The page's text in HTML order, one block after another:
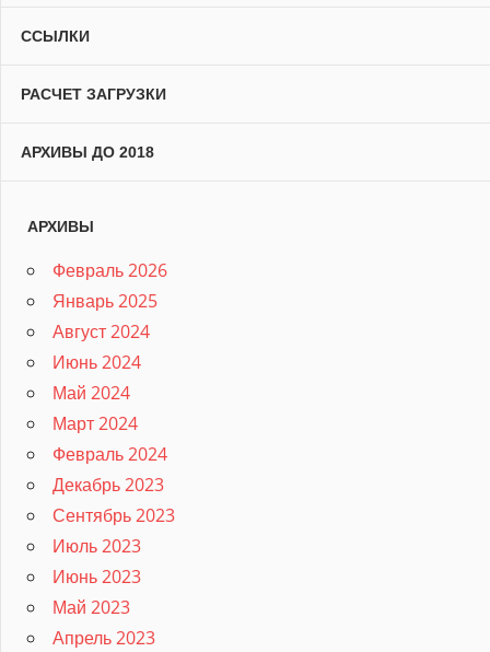
ССЫЛКИ
РАСЧЕТ ЗАГРУЗКИ
АРХИВЫ ДО 2018
АРХИВЫ
Февраль 2026
Январь 2025
Август 2024
Июнь 2024
Май 2024
Март 2024
Февраль 2024
Декабрь 2023
Сентябрь 2023
Июль 2023
Июнь 2023
Май 2023
Апрель 2023